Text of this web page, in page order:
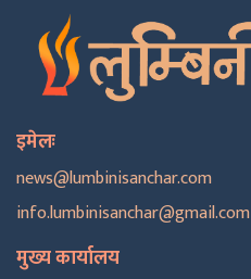
इमेलः
news@lumbinisanchar.com
info.lumbinisanchar@gmail.com
मुख्य कार्यालय